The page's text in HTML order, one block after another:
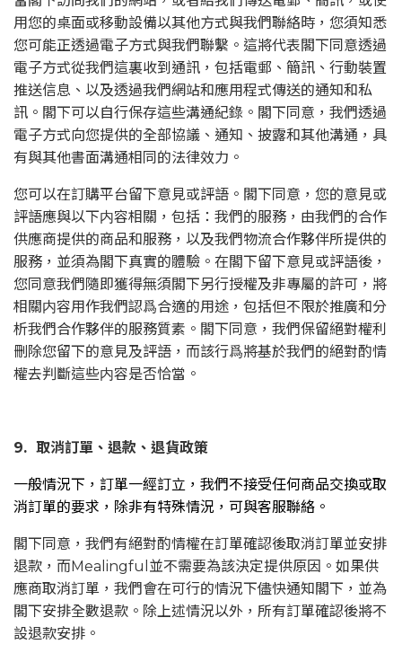
用您的桌面或移動設備以其他方式與我們聯絡時，您須知悉
您可能正透過電子方式與我們聯繫。這將代表閣下同意透過
電子方式從我們這裏收到通訊，包括電郵、簡訊、行動裝置
推送信息、以及透過我們網站和應用程式傳送的通知和私
訊。閣下可以自行保存這些溝通紀錄。閣下同意，我們透過
電子方式向您提供的全部協議、通知、披露和其他溝通，具
有與其他書面溝通相同的法律效力。
您可以在訂購平台留下意見或評語。閣下同意，您的意見或
評語應與以下内容相關，包括：我們的服務，由我們的合作
供應商提供的商品和服務，以及我們物流合作夥伴所提供的
服務，並須為閣下真實的體驗。在閣下留下意見或評語後，
您同意我們隨即獲得無須閣下另行授權及非專屬的許可，將
相關内容用作我們認爲合適的用途，包括但不限於推廣和分
析我們合作夥伴的服務質素。閣下同意，我們保留絕對權利
刪除您留下的意見及評語，而該行爲將基於我們的絕對酌情
權去判斷這些内容是否恰當。
9. 取消訂單、退款、退貨政策
一般情況下，訂單一經訂立，我們不接受任何商品交換或取
消訂單的要求，除非有特殊情況，可與客服聯絡。
閣下同意，我們有絕對酌情權在訂單確認後取消訂單並安排
退款，而Mealingful並不需要為該決定提供原因。如果供
應商取消訂單，我們會在可行的情況下儘快通知閣下，並為
閣下安排全數退款。除上述情況以外，所有訂單確認後將不
設退款安排。